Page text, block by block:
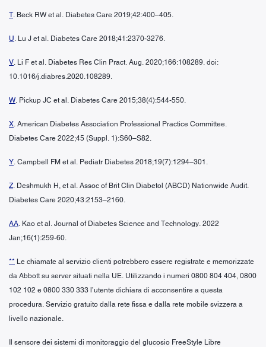
T. Beck RW et al. Diabetes Care 2019;42:400–405.
U. Lu J et al. Diabetes Care 2018;41:2370-3276.
V. Li F et al. Diabetes Res Clin Pract. Aug. 2020;166:108289. doi:
10.1016/j.diabres.2020.108289.
W. Pickup JC et al. Diabetes Care 2015;38(4):544-550.
X. American Diabetes Association Professional Practice Committee.
Diabetes Care 2022;45 (Suppl. 1):S60–S82.
Y. Campbell FM et al. Pediatr Diabetes 2018;19(7):1294–301.
Z. Deshmukh H, et al. Assoc of Brit Clin Diabetol (ABCD) Nationwide Audit.
Diabetes Care 2020;43:2153–2160.
AA. Kao et al. Journal of Diabetes Science and Technology. 2022
Jan;16(1):259-60.
** Le chiamate al servizio clienti potrebbero essere registrate e memorizzate
da Abbott su server situati nella UE. Utilizzando i numeri 0800 804 404, 0800
102 102 e 0800 330 333 l’utente dichiara di acconsentire a questa
procedura. Servizio gratuito dalla rete fissa e dalla rete mobile svizzera a
livello nazionale.
Il sensore dei sistemi di monitoraggio del glucosio FreeStyle Libre